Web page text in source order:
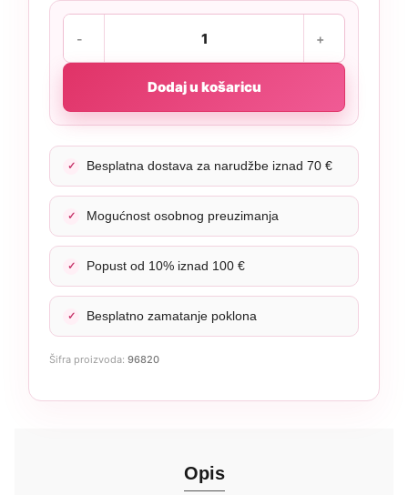
Dodaj u košaricu
Besplatna dostava za narudžbe iznad 70 €
Mogućnost osobnog preuzimanja
Popust od 10% iznad 100 €
Besplatno zamatanje poklona
Šifra proizvoda: 96820
Opis